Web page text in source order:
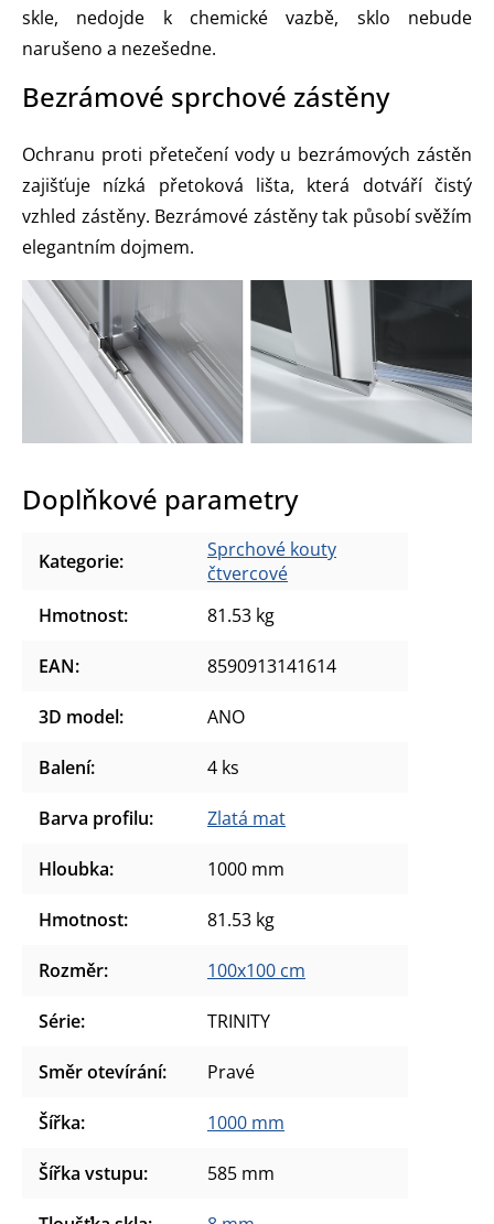
skle, nedojde k chemické vazbě, sklo nebude
narušeno a nezešedne.
Bezrámové sprchové zástěny
Ochranu proti přetečení vody u bezrámových zástěn
zajišťuje nízká přetoková lišta, která dotváří čistý
vzhled zástěny. Bezrámové zástěny tak působí svěžím
elegantním dojmem.
Doplňkové parametry
Kategorie:
Sprchové kouty
čtvercové
Hmotnost: 81.53 kg
EAN: 8590913141614
3D model: ANO
Balení: 4 ks
Barva profilu: Zlatá mat
Hloubka: 1000 mm
Hmotnost: 81.53 kg
Rozměr: 100x100 cm
Série: TRINITY
Směr otevírání: Pravé
Šířka: 1000 mm
Šířka vstupu: 585 mm